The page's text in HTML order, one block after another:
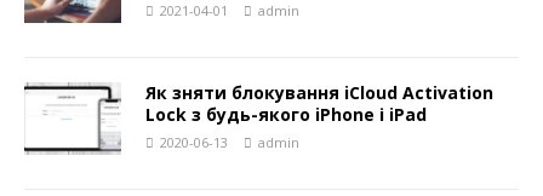
2021-04-01 admin
Як зняти блокування iCloud Activation
Lock з будь-якого iPhone і iPad
2020-06-13 admin